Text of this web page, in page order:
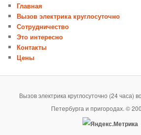
Главная
Вызов электрика круглосуточно
Сотрудничество
Это интересно
Контакты
Цены
Вызов электрика круглосуточно (24 часа)
Петербурга и пригородах. ©